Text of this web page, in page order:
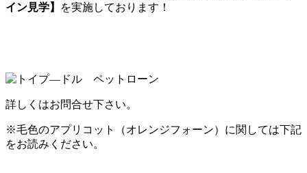
イン見学】
を実施しております！
詳しくはお問合せ下さい。
※毛色のアプリコット（オレンジフォーン）に関しては下記
をお読みください。